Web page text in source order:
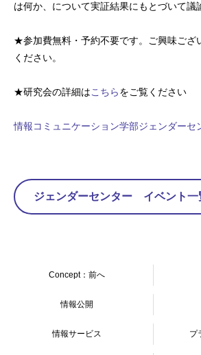
は何か、について実証結果にもとづいて議
★参加費無料・予約不要です。ご興味ござ
ください。
★研究会の詳細はこちらをご覧ください
情報コミュニケーション学部ジェンダーセ
ジェンダーセンター イベント
Concept：前へ
情報公開
情報サービス プ